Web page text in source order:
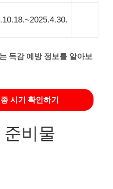
독감 예방 정보를 알아보
시기 확인하기
비물